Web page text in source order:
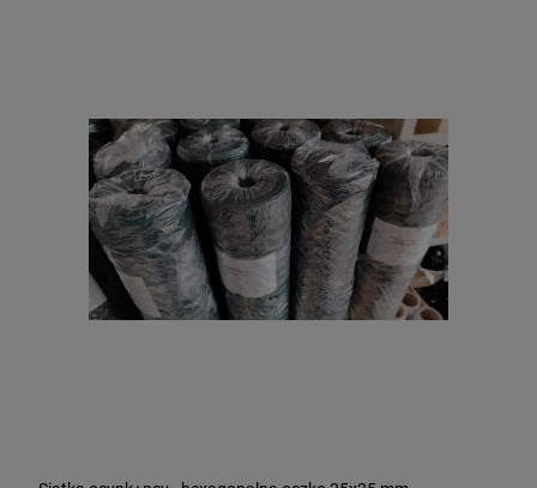
Siatka Leśna węzłowa 150/16/10 25m PCV
250,00 zł
DO KOSZYKA